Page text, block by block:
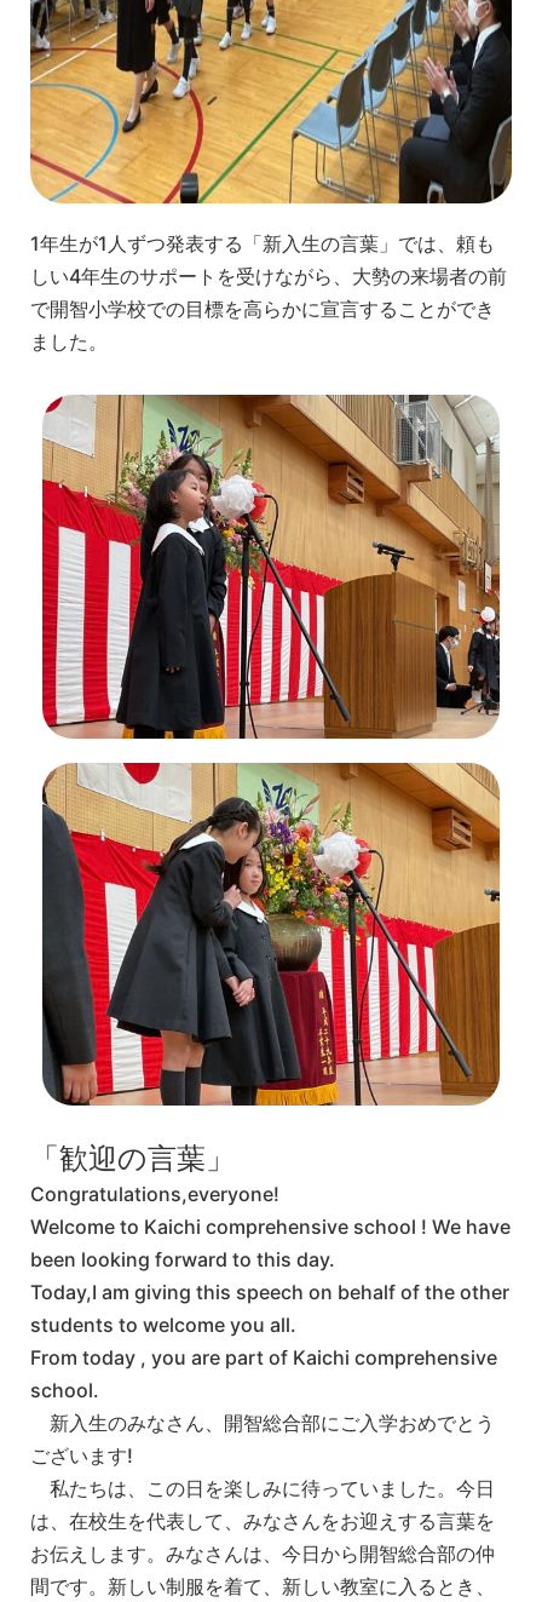
1年生が1人ずつ発表する「新入生の言葉」では、頼も
しい4年生のサポートを受けながら、大勢の来場者の前
で開智小学校での目標を高らかに宣言することができ
ました。
「歓迎の言葉」
Congratulations,everyone!
Welcome to Kaichi comprehensive school ! We have
been looking forward to this day.
Today,I am giving this speech on behalf of the other
students to welcome you all.
From today , you are part of Kaichi comprehensive
school.
新入生のみなさん、開智総合部にご入学おめでとう
ございます!
私たちは、この日を楽しみに待っていました。今日
は、在校生を代表して、みなさんをお迎えする言葉を
お伝えします。みなさんは、今日から開智総合部の仲
間です。新しい制服を着て、新しい教室に入るとき、